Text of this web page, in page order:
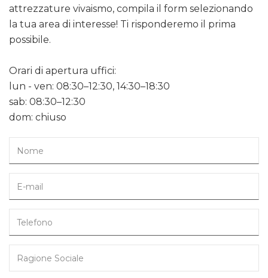
attrezzature vivaismo, compila il form selezionando
la tua area di interesse! Ti risponderemo il prima
possibile.
Orari di apertura uffici:
lun - ven: 08:30–12:30, 14:30–18:30
sab: 08:30–12:30
dom: chiuso